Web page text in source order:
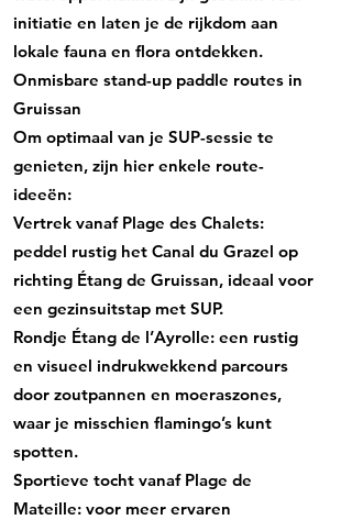
initiatie en laten je de rijkdom aan
lokale fauna en flora ontdekken.
Onmisbare stand-up paddle routes in
Gruissan
Om optimaal van je SUP-sessie te
genieten, zijn hier enkele route-
ideeën:
Vertrek vanaf Plage des Chalets:
peddel rustig het Canal du Grazel op
richting Étang de Gruissan, ideaal voor
een gezinsuitstap met SUP.
Rondje Étang de l’Ayrolle: een rustig
en visueel indrukwekkend parcours
door zoutpannen en moeraszones,
waar je misschien flamingo’s kunt
spotten.
Sportieve tocht vanaf Plage de
Mateille: voor meer ervaren